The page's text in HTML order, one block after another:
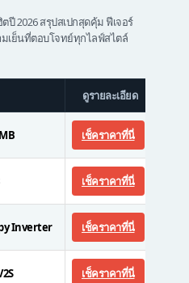
2026 สรุปสเปกสุดคุ้ม ฟีเจอร์
เย็นที่ตอบโจทย์ทุกไลฟ์สไตล์
ดูรายละเอียด
เช็คราคาที่นี่
เช็คราคาที่นี่
Inverter เช็คราคาที่นี่
เช็คราคาที่นี่